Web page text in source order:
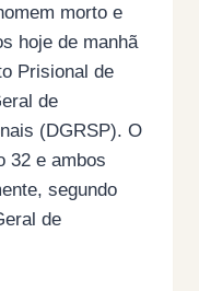
morto e
hoje de manhã
Prisional de
de
(DGRSP). O
32 e ambos
segundo
de